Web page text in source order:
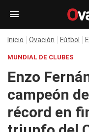
Inicio Ovación Fútbol
MUNDIAL DE CLUBES
Enzo
campeón
récord en